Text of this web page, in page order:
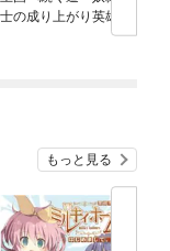
士の成り上がり英雄譚
もっと見る